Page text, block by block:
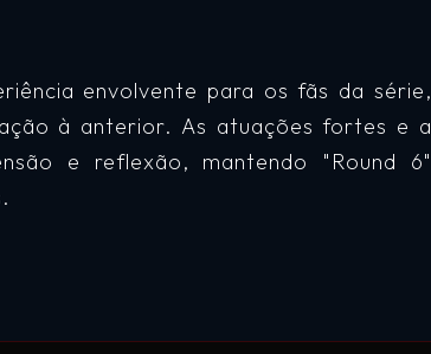
envolvente para os fãs da série,
à anterior. As atuações fortes e a
e reflexão, mantendo "Round 6"